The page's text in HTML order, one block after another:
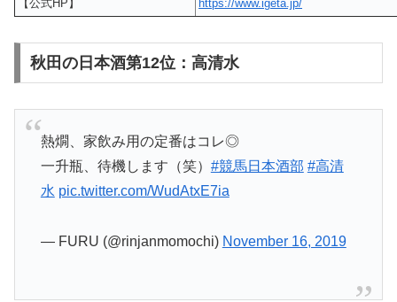
【公式HP】 https://www.igeta.jp/
秋田の日本酒第12位：高清水
熱燗、家飲み用の定番はコレ◎
一升瓶、待機します（笑） #競馬日本酒部 #高清
水 pic.twitter.com/WudAtxE7ia
— FURU (@rinjanmomochi) November 16, 2019